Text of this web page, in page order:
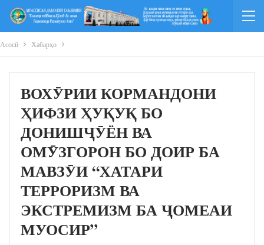
Асосӣ Хабарҳо
ВОХӮРИИ КОРМАНДОНИ
ҲИФЗИ ҲУҚУҚ БО
ДОНИШҶӮЁН ВА
ОМӮЗГОРОН БО ДОИР БА
МАВЗӮИ “ХАТАРИ
ТЕРРОРИЗМ ВА
ЭКСТРЕМИЗМ БА ҶОМЕАИ
МУОСИР”